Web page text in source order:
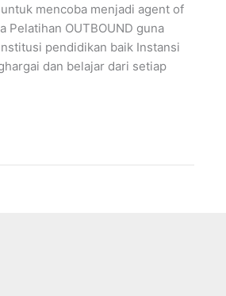
mencoba menjadi agent of
Pelatihan OUTBOUND guna
pendidikan baik Instansi
dan belajar dari setiap